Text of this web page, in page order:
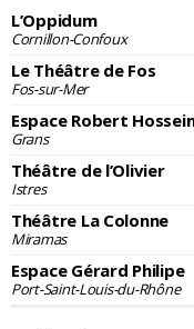
L’Oppidum
Cornillon-Confoux
Le Théâtre de Fos
Fos-sur-Mer
Espace Robert
Grans
Théâtre de l’Olivier
Istres
Théâtre La Colonne
Miramas
Espace Gérard Philipe
Port-Saint-Louis-du-Rhône